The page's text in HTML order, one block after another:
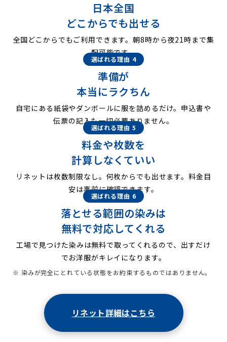
日本全国
どこからでも出せる
全国どこからでもご利用できます。朝8時から夜21時まで集
配可能です。
選ばれる理由 4
準備が
本当にラクちん
自宅にある紙袋やダンボールに服を詰めるだけ。申込書や
伝票の記入も一切必要ありません。
選ばれる理由 5
料金や枚数を
計算しなくていい
リネットは枚数制限なし。何枚からでも出せます。料金目
安は事前に確認できます。
選ばれる理由 6
落とせる範囲の染みは
無料で対応してくれる
工場で見つけた染みは無料で取ってくれるので、出すだけ
でお洋服がキレイになります。
※ 染みが完全にとれている状態をお約束するものではありません。
リネット詳細はこちら